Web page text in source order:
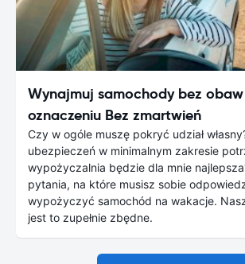
Wynajmuj samochody bez
oznaczeniu Bez zmartwień
Czy w ogóle muszę pokryć udział
ubezpieczeń w minimalnym zakresie
wypożyczalnia będzie dla mnie
pytania, na które musisz sobie
wypożyczyć samochód na wakacje.
jest to zupełnie zbędne.